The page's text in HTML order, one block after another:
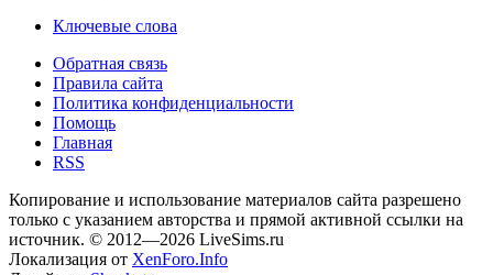
Ключевые слова
Обратная связь
Правила сайта
Политика конфиденциальности
Помощь
Главная
RSS
Копирование и использование материалов сайта разрешено
только с указанием авторства и прямой активной ссылки на
источник. © 2012—2026 LiveSims.ru
Локализация от XenForo.Info